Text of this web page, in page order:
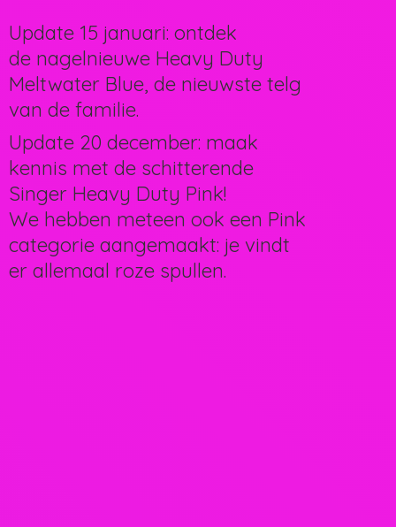
Update 15 januari: ontdek
de nagelnieuwe Heavy Duty
Meltwater Blue, de nieuwste telg
van de familie.
Update 20 december: maak
kennis met de schitterende
Singer Heavy Duty Pink!
We hebben meteen ook een Pink
categorie aangemaakt: je vindt
er allemaal roze spullen.